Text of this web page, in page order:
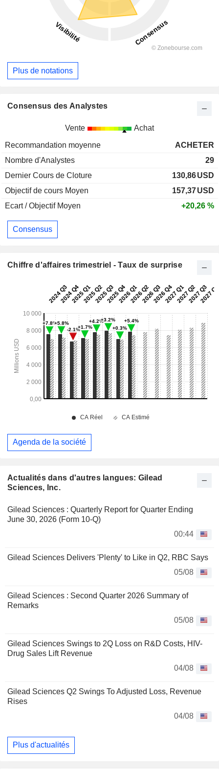
Actualités dans d'autres langues: Gilead
Sciences, Inc.
Gilead Sciences : Quarterly Report for Quarter Ending
June 30, 2026 (Form 10-Q)
00:44
Gilead Sciences Delivers 'Plenty' to Like in Q2, RBC Says
05/08
Gilead Sciences : Second Quarter 2026 Summary of
Remarks
05/08
Gilead Sciences Swings to 2Q Loss on R&D Costs, HIV-
Drug Sales Lift Revenue
04/08
Gilead Sciences Q2 Swings To Adjusted Loss, Revenue
Rises
04/08
Plus d'actualités
Plus de notations
Consensus des Analystes
Vente Achat
Recommandation moyenne
ACHETER
Nombre d'Analystes
29
Dernier Cours de Cloture
130,86USD
Objectif de cours Moyen
157,37USD
Ecart / Objectif Moyen
+20,26 %
Consensus
Chiffre d'affaires trimestriel - Taux de surprise
Agenda de la société